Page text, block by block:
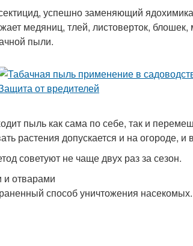
успешно заменяющий
медяниц, тлей, листоверток,
пыли.
пыль как сама по себе, так и
растения допускается и на огороде,
советуют не чаще двух раз за сезон.
отварами
способ уничтожения